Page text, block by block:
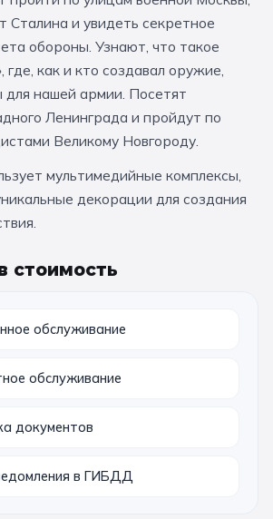
Экологические
Интерактивные
классы
Алтай Архангельск
Волгоград
Сталина и увидеть секретное
обороны. Узнают, что такое
где, как и кто создавал оружие,
для нашей армии. Посетят
Ленинграда и пройдут по
Великому Новгороду.
мультимедийные комплексы,
декорации для создания
стоимость
обслуживание
обслуживание
документов
в ГИБДД